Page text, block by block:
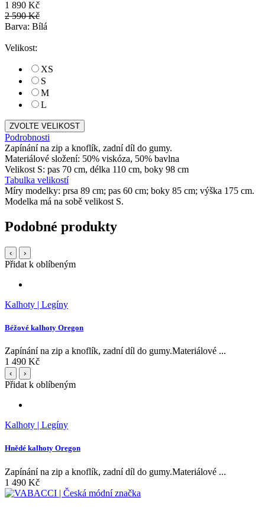
1 890 Kč
2 590 Kč
Barva: Bílá
Velikost:
XS
S
M
L
ZVOLTE VELIKOST
Podrobnosti
Zapínání na zip a knoflík, zadní díl do gumy.
Materiálové složení: 50% viskóza, 50% bavlna
Velikost S: pas 70 cm, délka 110 cm, boky 98 cm
Tabulka velikostí
Míry modelky: prsa 89 cm; pas 60 cm; boky 85 cm; výška 175 cm.
Modelka má na sobě velikost S.
Podobné produkty
‹ ›
Přidat k oblíbeným
Kalhoty | Legíny
Béžové kalhoty Oregon
Zapínání na zip a knoflík, zadní díl do gumy.Materiálové ...
1 490 Kč
‹ ›
Přidat k oblíbeným
Kalhoty | Legíny
Hnědé kalhoty Oregon
Zapínání na zip a knoflík, zadní díl do gumy.Materiálové ...
1 490 Kč